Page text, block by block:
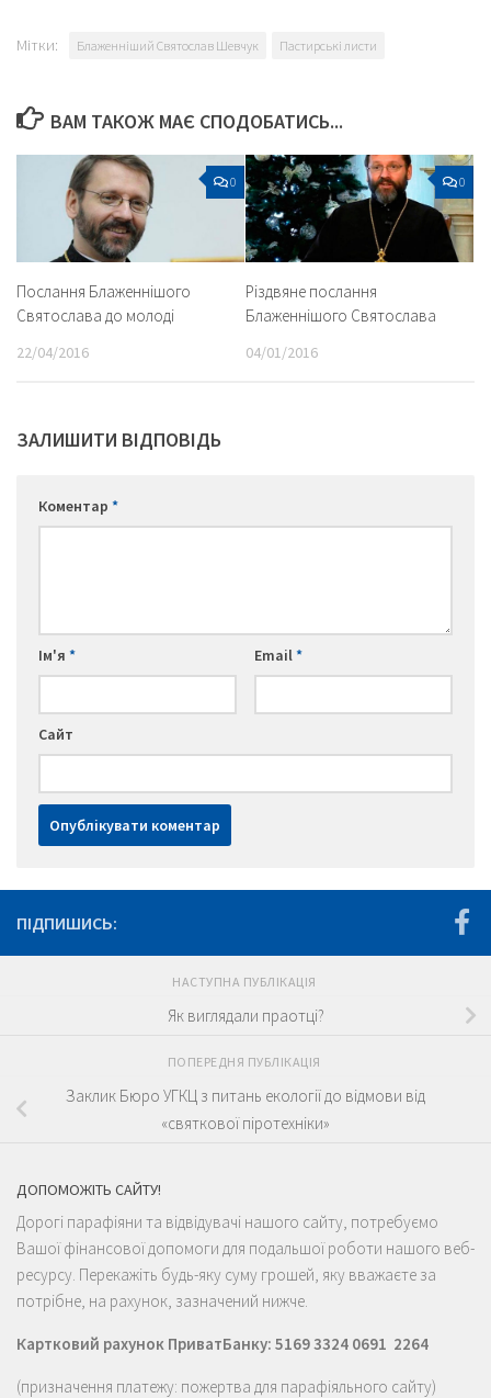
Мітки: Блаженніший Святослав Шевчук Пастирські листи
ВАМ ТАКОЖ МАЄ СПОДОБАТИСЬ...
0
Послання Блаженнішого
Святослава до молоді
22/04/2016
0
Різдвяне послання
Блаженнішого Святослава
04/01/2016
ЗАЛИШИТИ ВІДПОВІДЬ
Коментар *
Ім'я * Email*
Сайт
ПІДПИШИСЬ:
НАСТУПНА ПУБЛІКАЦІЯ
Як виглядали праотці?
ПОПЕРЕДНЯ ПУБЛІКАЦІЯ
Заклик Бюро УГКЦ з питань екології до відмови від
«святкової піротехніки»
ДОПОМОЖІТЬ САЙТУ!
Дорогі парафіяни та відвідувачі нашого сайту, потребуємо
Вашої фінансової допомоги для подальшої роботи нашого веб-
ресурсу. Перекажіть будь-яку суму грошей, яку вважаєте за
потрібне, на рахунок, зазначений нижче.
Картковий рахунок ПриватБанку: 5169 3324 0691 2264
(призначення платежу: пожертва для парафіяльного сайту)